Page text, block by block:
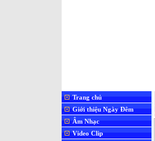
Trang chủ
Giới thiệu Ngày Đêm
Âm Nhạc
Video Clip